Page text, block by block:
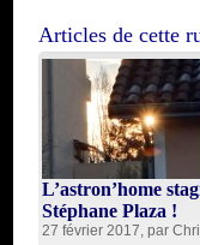
Articles de cette
L’astron’home
Stéphane Plaza !
27 février 2017, par